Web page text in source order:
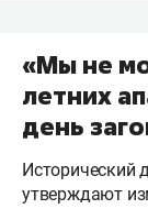
«Мы не
летних
день
Исторический
утверждают